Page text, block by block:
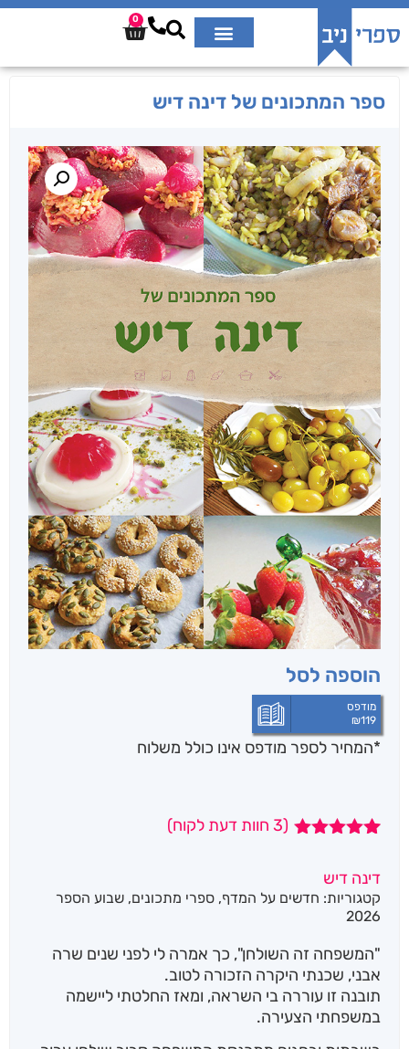
0
ספר המתכונים של דינה דיש
הוספה לסל
מודפס
₪119
*המחיר לספר מודפס אינו כולל משלוח
מבוסס על
דירוגים של
לקוחות
(
3 חוות דעת לקוח)
דינה דיש
קטגוריות: חדשים על המדף, ספרי מתכונים, שבוע הספר
2026
"המשפחה זה השולחן", כך אמרה לי לפני שנים שרה
אבני, שכנתי היקרה הזכורה לטוב.
תובנה זו עוררה בי השראה, ומאז החלטתי ליישמה
במשפחתי הצעירה.